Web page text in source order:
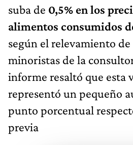
suba de 0,5% en los
alimentos consumidos
según el relevamiento
minoristas de la
informe resaltó que esta
representó un pequeño
punto porcentual
previa